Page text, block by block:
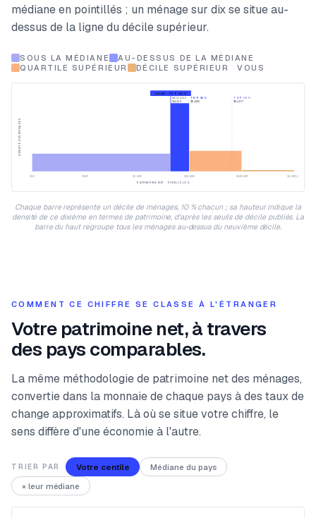
médiane en pointillés ; un ménage sur dix se situe au-
dessus de la ligne du décile supérieur.
SOUS LA MÉDIANE
AU-DESSUS DE LA MÉDIANE
QUARTILE SUPÉRIEUR
DÉCILE SUPÉRIEUR VOUS
$10 $100 $1,000 $10,000 $100,000 $1,000,000
DENSITÉ DES MÉNAGES
PATRIMOINE NET · ÉCHELLE LOG
MÉDIANE
$4,354
TOP 25 %
$9,680
TOP 10 %
$64,977
VOUS · TOP 50 %
Chaque barre représente un décile de ménages, 10 % chacun ; sa hauteur indique la
densité de ce dixième en termes de patrimoine, d'après les seuils de décile publiés. La
barre du haut regroupe tous les ménages au-dessus du neuvième décile.
COMMENT CE CHIFFRE SE CLASSE À L'ÉTRANGER
Votre patrimoine net, à travers
des pays comparables.
La même méthodologie de patrimoine net des ménages,
convertie dans la monnaie de chaque pays à des taux de
change approximatifs. Là où se situe votre chiffre, le
sens diffère d'une économie à l'autre.
TRIER PAR Votre centile
Médiane du pays
× leur médiane